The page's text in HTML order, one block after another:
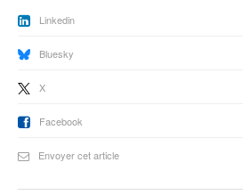
Linkedin
Bluesky
X
Facebook
Envoyer cet article